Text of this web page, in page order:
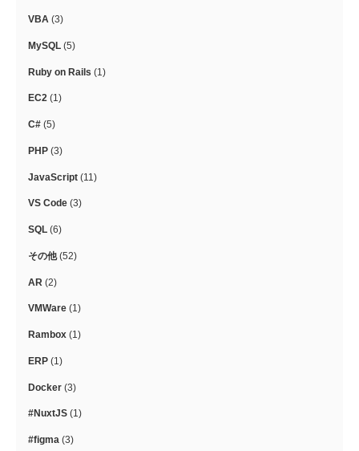
VBA (3)
MySQL (5)
Ruby on Rails (1)
EC2 (1)
C# (5)
PHP (3)
JavaScript (11)
VS Code (3)
SQL (6)
その他(52)
AR (2)
VMWare (1)
Rambox (1)
ERP (1)
Docker (3)
#NuxtJS (1)
#figma (3)